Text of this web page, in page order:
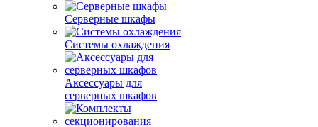
Серверные шкафы
Системы охлаждения
Аксессуары для
серверных шкафов